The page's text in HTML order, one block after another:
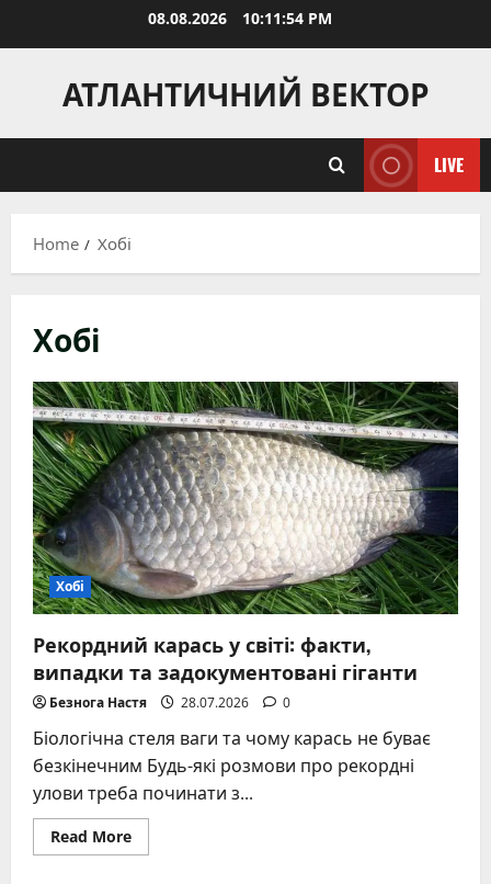
08.08.2026 10:11:55 PM
АТЛАНТИЧНИЙ ВЕКТОР
LIVE
Home Хобі
Хобі
Хобі
Рекордний карась у світі: факти,
випадки та задокументовані гіганти
Безнога Настя 28.07.2026 0
Біологічна стеля ваги та чому карась не буває
безкінечним Будь-які розмови про рекордні
улови треба починати з...
Read MoreRead
more